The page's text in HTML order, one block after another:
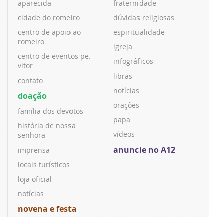
aparecida
cidade do romeiro
centro de apoio ao
romeiro
centro de eventos pe.
vitor
contato
doação
família dos devotos
história de nossa
senhora
imprensa
locais turísticos
loja oficial
notícias
novena e festa
fraternidade
dúvidas religiosas
espiritualidade
igreja
infográficos
libras
notícias
orações
papa
vídeos
anuncie no A12